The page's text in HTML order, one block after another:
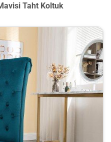
Taht Koltuk